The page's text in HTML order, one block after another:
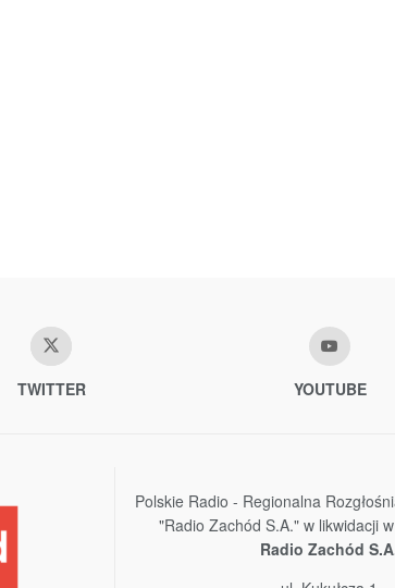
TWITTER YOUTUBE
Polskie Radio - Regionalna
"Radio Zachód S.A." w likwidacji
Radio Zachód